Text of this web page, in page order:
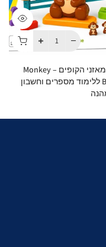
משחק מאזני הקופים – Monkey
Balance ללימוד מספרים וחשבון